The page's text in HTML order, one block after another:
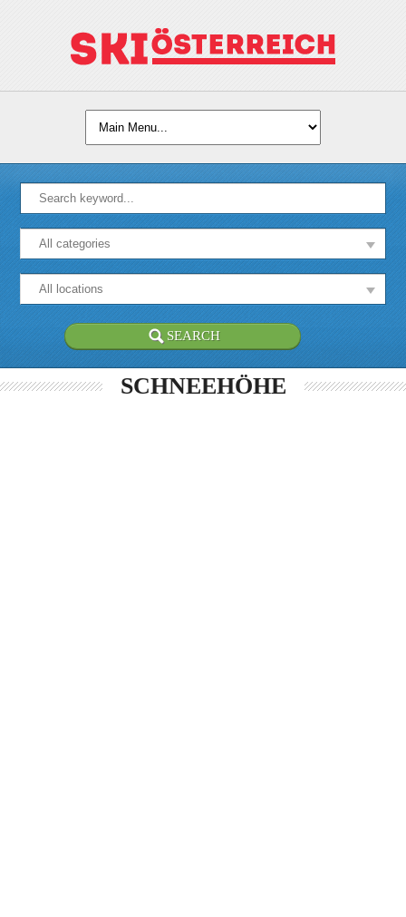
SCHNEEHÖHE